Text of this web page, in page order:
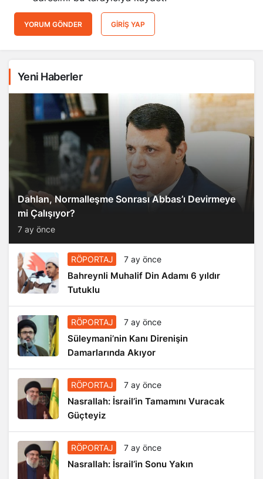
YORUM GÖNDER GIRIŞ YAP
Yeni Haberler
Dahlan, Normalleşme Sonrası Abbas’ı Devirmeye
mi Çalışıyor?
7 ay önce
RÖPORTAJ 7 ay önce
Bahreynli Muhalif Din Adamı 6 yıldır
Tutuklu
RÖPORTAJ 7 ay önce
Süleymani’nin Kanı Direnişin
Damarlarında Akıyor
RÖPORTAJ 7 ay önce
Nasrallah: İsrail’in Tamamını Vuracak
Güçteyiz
RÖPORTAJ 7 ay önce
Nasrallah: İsrail’in Sonu Yakın